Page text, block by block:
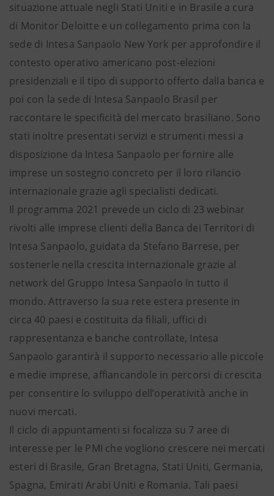
situazione attuale negli Stati Uniti e in Brasile a cura
di Monitor Deloitte e un collegamento prima con la
sede di Intesa Sanpaolo New York per approfondire il
contesto operativo americano post-elezioni
presidenziali e il tipo di supporto offerto dalla banca e
poi con la sede di Intesa Sanpaolo Brasil per
raccontare le specificità del mercato brasiliano. Sono
stati inoltre presentati servizi e strumenti messi a
disposizione da Intesa Sanpaolo per fornire alle
imprese un sostegno concreto per il loro rilancio
internazionale grazie agli specialisti dedicati.
Il programma 2021 prevede un ciclo di 23 webinar
rivolti alle imprese clienti della Banca dei Territori di
Intesa Sanpaolo, guidata da Stefano Barrese, per
sostenerle nella crescita internazionale grazie al
network del Gruppo Intesa Sanpaolo in tutto il
mondo. Attraverso la sua rete estera presente in
circa 40 paesi e costituita da filiali, uffici di
rappresentanza e banche controllate, Intesa
Sanpaolo garantirà il supporto necessario alle piccole
e medie imprese, affiancandole in percorsi di crescita
per consentire lo sviluppo dell’operatività anche in
nuovi mercati.
Il ciclo di appuntamenti si focalizza su 7 aree di
interesse per le PMI che vogliono crescere nei mercati
esteri di Brasile, Gran Bretagna, Stati Uniti, Germania,
Spagna, Emirati Arabi Uniti e Romania. Tali paesi